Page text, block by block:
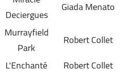
Deciergues
Giada Menato
Murrayfield
Park
Robert Collet
L'Enchanté Robert Collet